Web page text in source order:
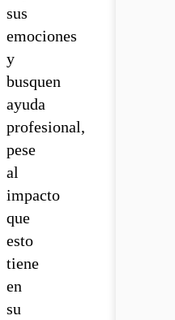
sus
emociones
y
busquen
ayuda
profesional,
pese
al
impacto
que
esto
tiene
en
su